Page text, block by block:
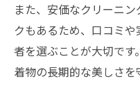
また、安価なクリーニ
クもあるため、口コミ
者を選ぶことが大切です
着物の長期的な美しさを